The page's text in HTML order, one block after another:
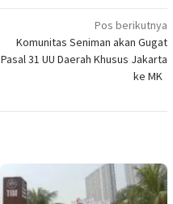
Pos berikutnya
Komunitas Seniman akan Gugat
Pasal 31 UU Daerah Khusus Jakarta
ke MK